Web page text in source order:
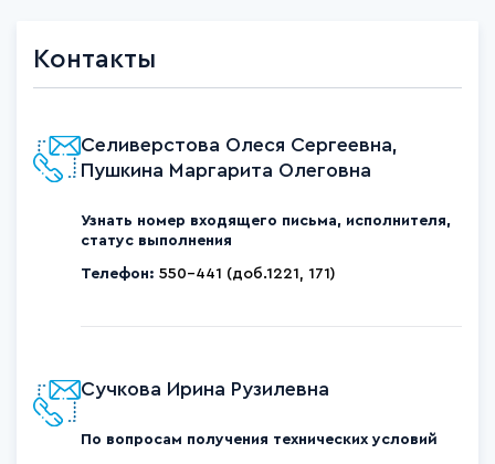
Контакты
Селиверстова Олеся Сергеевна,
Пушкина Маргарита Олеговна
Узнать номер входящего письма, исполнителя,
статус выполнения
Телефон: 550-441 (доб.1221, 171)
Сучкова Ирина Рузилевна
По вопросам получения технических условий